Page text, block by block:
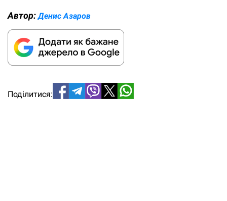
Автор:Денис Азаров
Поділитися: